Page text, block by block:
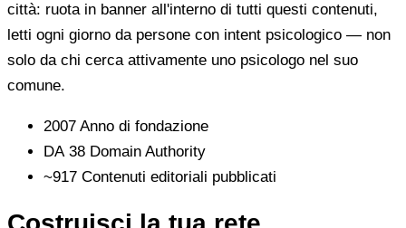
città: ruota in banner all'interno di tutti questi contenuti,
letti ogni giorno da persone con intent psicologico — non
solo da chi cerca attivamente uno psicologo nel suo
comune.
2007 Anno di fondazione
DA 38 Domain Authority
~917 Contenuti editoriali pubblicati